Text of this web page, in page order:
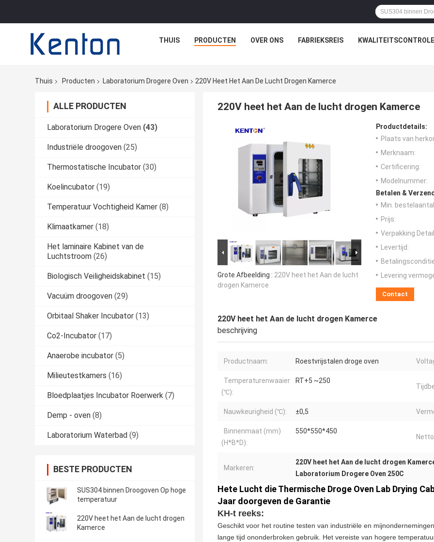
THUIS PRODUCTEN OVER ONS FABRIEKSREIS KWALITEITSCONTROLE
Thuis Producten Laboratorium Drogere Oven 220V Heet Het Aan De Lucht Drogen Kamerce
ALLE PRODUCTEN
Laboratorium Drogere Oven (43)
Industriële droogoven (25)
Thermostatische Incubator (30)
Koelincubator (19)
Temperatuur Vochtigheid Kamer (8)
Klimaatkamer (18)
Het laminaire Kabinet van de
Luchtstroom (26)
Biologisch Veiligheidskabinet (15)
Vacuüm droogoven (29)
Orbitaal Shaker Incubator (13)
Co2-Incubator (17)
Anaerobe incubator (5)
Milieutestkamers (16)
Bloedplaatjes Incubator Roerwerk (7)
Demp - oven (8)
Laboratorium Waterbad (9)
BESTE PRODUCTEN
SUS304 binnen Droogoven Op hoge
temperatuur
220V heet het Aan de lucht drogen
Kamerce
220V heet het Aan de lucht drogen Kamerce
Grote Afbeelding : 220V heet het Aan de lucht
drogen Kamerce
Productdetails:
Plaats van
Merknaam:
Certificering:
Modelnummer:
Betalen &
Min.
Prijs:
Verpakking
Levertijd:
Levering
Contact
220V heet het Aan de lucht drogen Kamerce
beschrijving
Productnaam: Roestvrijstalen droge oven
Temperaturenwaaier
(℃):
RT+5 ~250
Nauwkeurigheid (℃): ±0,5
Binnenmaat (mm)
(H*B*D):
550*550*450
Markeren:
220V heet het Aan de lucht drogen
Laboratorium Drogere Oven 250C
Hete Lucht die Thermische Droge Oven Lab Drying
Jaar doorgeven de Garantie
KH-t reeks:
Geschikt voor het routine testen van industriële en
lange tijd ononderbroken gebruik. Het vereiste van hogere